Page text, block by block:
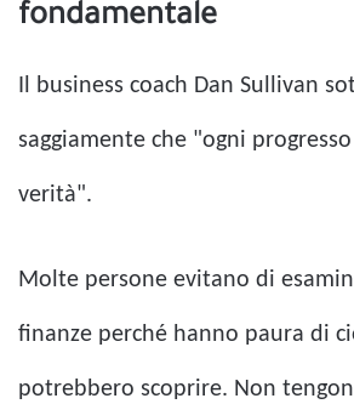
fondamentale
Il business coach Dan Sullivan
saggiamente che "ogni
verità".
Molte persone evitano di
finanze perché hanno paura di
potrebbero scoprire. Non